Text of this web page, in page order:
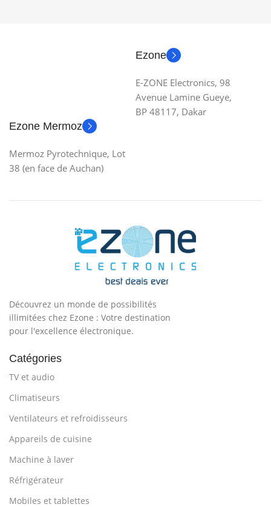
Ezone
E-ZONE Electronics, 98
Avenue Lamine Gueye,
BP 48117, Dakar
Ezone Mermoz
Mermoz Pyrotechnique, Lot
38 (en face de Auchan)
Découvrez un monde de possibilités
illimitées chez Ezone : Votre destination
pour l'excellence électronique.
Catégories
TV et audio
Climatiseurs
Ventilateurs et refroidisseurs
Appareils de cuisine
Machine à laver
Réfrigérateur
Mobiles et tablettes